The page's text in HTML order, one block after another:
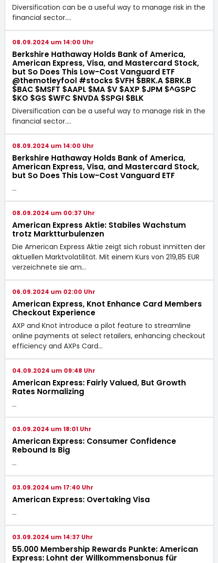
Diversification can be a useful way to manage risk in the
financial sector.…
08.09.2024 um 14:00 Uhr
Berkshire Hathaway Holds Bank of America,
American Express, Visa, and Mastercard Stock,
but So Does This Low-Cost Vanguard ETF
@themotleyfool #stocks $VFH $BRK.A $BRK.B
$BAC $MSFT $AAPL $MA $V $AXP $JPM $^GSPC
$KO $GS $WFC $NVDA $SPGI $BLK
Diversification can be a useful way to manage risk in the
financial sector.…
08.09.2024 um 14:00 Uhr
Berkshire Hathaway Holds Bank of America,
American Express, Visa, and Mastercard Stock,
but So Does This Low-Cost Vanguard ETF
…
08.09.2024 um 00:37 Uhr
American Express Aktie: Stabiles Wachstum
trotz Marktturbulenzen
Die American Express Aktie zeigt sich robust inmitten der
aktuellen Marktvolatilität. Mit einem Kurs von 219,85 EUR
verzeichnete sie am…
06.09.2024 um 02:00 Uhr
American Express, Knot Enhance Card Members
Checkout Experience
AXP and Knot introduce a pilot feature to streamline
online payments at select retailers, enhancing checkout
efficiency and AXPs Card…
04.09.2024 um 09:48 Uhr
American Express: Fairly Valued, But Growth
Rates Normalizing
…
03.09.2024 um 18:01 Uhr
American Express: Consumer Confidence
Rebound Is Big
…
03.09.2024 um 17:40 Uhr
American Express: Overtaking Visa
…
03.09.2024 um 14:37 Uhr
55.000 Membership Rewards Punkte: American
Express: Lohnt der Willkommensbonus für